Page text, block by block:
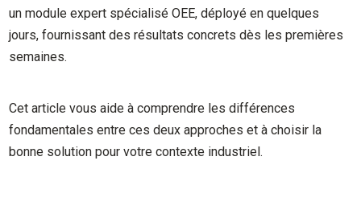
un module expert spécialisé OEE, déployé en quelques
jours, fournissant des résultats concrets dès les premières
semaines.
Cet article vous aide à comprendre les différences
fondamentales entre ces deux approches et à choisir la
bonne solution pour votre contexte industriel.